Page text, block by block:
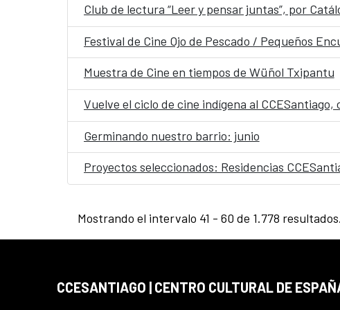
Club de lectura “Leer y pensar juntas”, por
Festival de Cine Ojo de Pescado / Pequeños
Muestra de Cine en tiempos de Wüñol Txipantu
Vuelve el ciclo de cine indígena al
Germinando nuestro barrio: junio
Proyectos seleccionados: Residencias
Mostrando el intervalo 41 - 60 de 1.778 resultados.
CCESANTIAGO | CENTRO CULTURAL DE